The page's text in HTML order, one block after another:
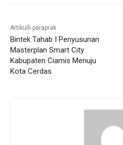
Artikulli paraprak
Bintek Tahab I Penyusunan
Masterplan Smart City
Kabupaten Ciamis Menuju
Kota Cerdas